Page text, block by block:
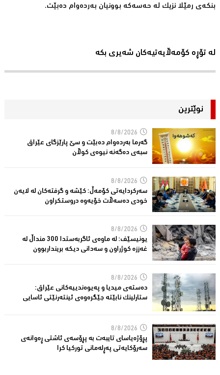
بنكه‌ی رمێلا نزیك له‌ حه‌سه‌كه‌ بوونیان به‌رده‌وام ده‌بێت.
لە تۆڕە کۆمەڵایەتیەکان شەیری بکە
نوێترین
8/8/2026
گەرما بەردەوام دەبێت و سێ پارێزگای عێراق
سبەی دەگەنە نیوەی كوڵان
8/8/2026
سەركردایەتی كۆمەڵ: كێشە و گرفتەكان لە لایەن
خودی دەسەڵات خۆیەوە دروستكراون
8/8/2026
یونیسێف: لە ماوەی ئاگربەستدا 300 منداڵ لە
غەززە كوژراون و سەدانی دیكە برینداربوون
8/8/2026
دەستەی میدیا و پەیوەندییەكانی عێراق:
ستارلینك نابێتە جێگرەوەی ئینتەرنێتی ئاسایی
8/8/2026
پڕۆژەیاسای تایبەت بە پڕۆسەی ئاشتی ڕەوانەی
سەرۆكایەتی پەڕلەمانی توركیا كرا